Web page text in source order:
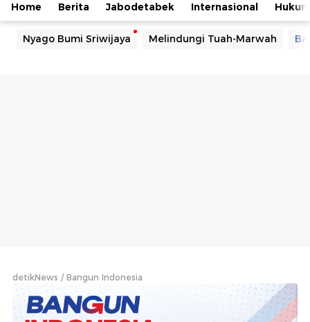
Home Berita Jabodetabek Internasional Hukum
Nyago Bumi Sriwijaya Melindungi Tuah-Marwah
detikNews Bangun Indonesia